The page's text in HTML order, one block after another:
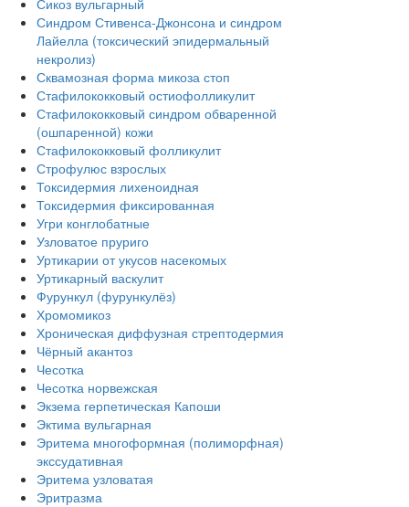
Сикоз вульгарный
Синдром Стивенса-Джонсона и синдром
Лайелла (токсический эпидермальный
некролиз)
Сквамозная форма микоза стоп
Стафилококковый остиофолликулит
Стафилококковый синдром обваренной
(ошпаренной) кожи
Стафилококковый фолликулит
Строфулюс взрослых
Токсидермия лихеноидная
Токсидермия фиксированная
Угри конглобатные
Узловатое пруриго
Уртикарии от укусов насекомых
Уртикарный васкулит
Фурункул (фурункулёз)
Хромомикоз
Хроническая диффузная стрептодермия
Чёрный акантоз
Чесотка
Чесотка норвежская
Экзема герпетическая Капоши
Эктима вульгарная
Эритема многоформная (полиморфная)
экссудативная
Эритема узловатая
Эритразма